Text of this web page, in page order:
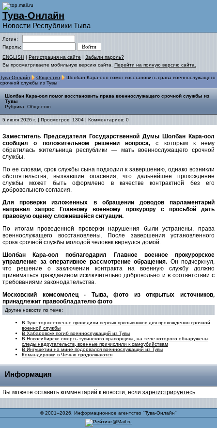
Тува-Онлайн
Новости Республики Тыва
Логин:
Пароль:
ENGLISH | Регистрация на сайте | Забыли пароль?
Вы просматриваете мобильную версию сайта. Перейти на полную версию сайта.
Тува-Онлайн Общество
Шолбан Кара-оол помог восстановить права военнослужащего
срочной службы из Тувы
Шолбан Кара-оол помог восстановить права военнослужащего срочной службы из
Тувы
Рубрика: Общество
5 июля 2026 г. | Просмотров: 1304 | Комментариев: 0
Заместитель Председателя Государственной Думы Шолбан Кара-оол
сообщил о положительном решении вопроса,с которым к нему
обратилась жительница республики — мать военнослужащего срочной
службы.
По ее словам, срок службы сына подходил к завершению, однако возникли
обстоятельства, вызвавшие опасения, что дальнейшее прохождение
службы может быть оформлено в качестве контрактной без его
добровольного согласия.
Для проверки изложенных в обращении доводов парламентарий
направил запрос Главному военному прокурору с просьбой дать
правовую оценку сложившейся ситуации.
По итогам проведенной проверки нарушения были устранены, права
военнослужащего восстановлены. После завершения установленного
срока срочной службы молодой человек вернулся домой.
Шолбан Кара-оол поблагодарил Главное военное прокурорское
управление за оперативное рассмотрение обращения. Он подчеркнул,
что решение о заключении контракта на военную службу должно
приниматься гражданином исключительно добровольно и в соответствии с
требованиями законодательства.
Московский комсомолец - Тыва, фото из открытых источников,
принадлежит правообладателю фото
Другие новости по теме:
В Туве торжественно проводили первых призывников для прохождения срочной
военной службы
В Хабаровске погиб военнослужащий из Тувы
В Новосибирске смерть тувинского прапорщика, на теле которого обнаружены
следы надругательств, военные причислили к самоубийствам
В Ингушетии на мине подорвался военнослужащий из Тувы
Командировки в Чечню продолжаются
Информация
Вы можете оставить комментарий к новости, если зарегистрируетесь.
© 2001–2026, Информационное агентство "Тува-Онлайн"